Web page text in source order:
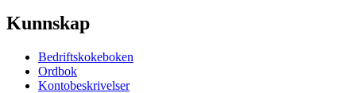
Kunnskap
Bedriftskokeboken
Ordbok
Kontobeskrivelser